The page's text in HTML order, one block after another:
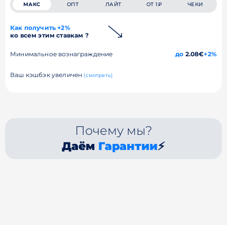
МАКС ОПТ ЛАЙТ ОТ 1₽ ЧЕКИ
Как получить +2%
ко всем этим ставкам ?
Минимальное вознаграждение до 2.08€+2%
Ваш кэшбэк увеличен (смотреть)
Почему мы?
Даём Гарантии⚡